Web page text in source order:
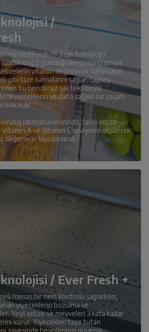
/
HarvestFresh ™ 3 ışık teknolojisi
doğal gün ışığı döngüsünü simüle
vitamin değerlerini daha uzun
gibi taze kalmalarını sağlar. Güneş
bu benzersiz ışık teknolojisi
yemeklerin ve daha sağlıklı bir yaşam
kalır.
laboratuvarlarında, farklı sebze-
Vitamin A ve Vitamin C seviyeleri ölçülerek
değerlerle kıyaslanarak
/ Ever Fresh +
hassas bir nem kontrolü sağlarken,
yiyeceklerin bozulma ve
Yeşil sebze ve meyveleri 3 kata kadar
korur. Yiyecekleri taze tutan
sayesinde besinlerinizi güvenle